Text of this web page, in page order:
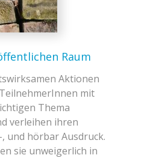
Raum
Aktionen
mit
Thema
verleihen ihren
und hörbar Ausdruck.
sie unweigerlich in